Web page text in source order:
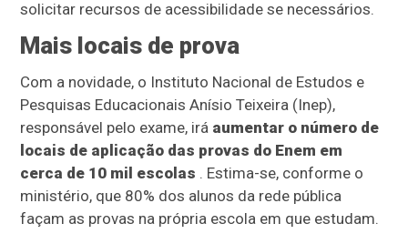
solicitar recursos de acessibilidade se necessários.
Mais locais de prova
Com a novidade, o Instituto Nacional de Estudos e
Pesquisas Educacionais Anísio Teixeira (Inep),
responsável pelo exame, irá aumentar o número de
locais de aplicação das provas do Enem em
cerca de 10 mil escolas . Estima-se, conforme o
ministério, que 80% dos alunos da rede pública
façam as provas na própria escola em que estudam.